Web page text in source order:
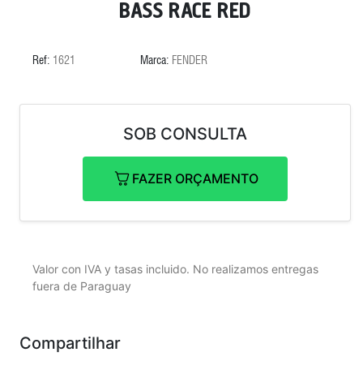
BASS RACE RED
Ref: 1621 Marca: FENDER
SOB CONSULTA
FAZER ORÇAMENTO
Valor con IVA y tasas incluido. No realizamos entregas
fuera de Paraguay
Compartilhar